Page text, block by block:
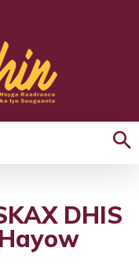
DHIS